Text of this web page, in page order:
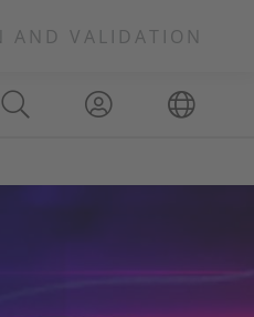
AND VALIDATION